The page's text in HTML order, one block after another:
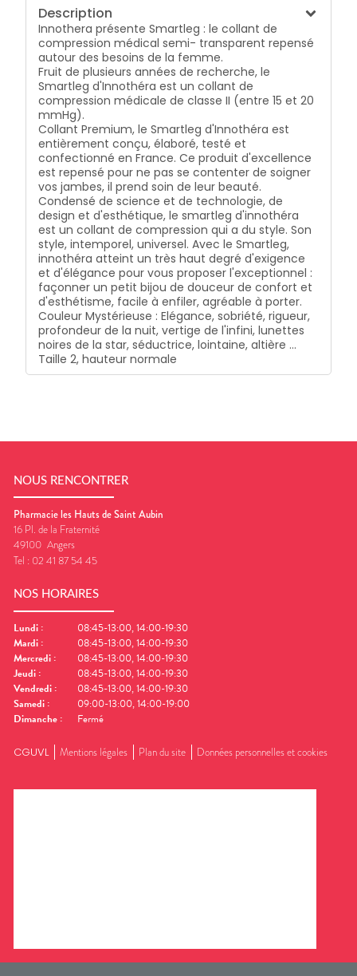
Description
Innothera présente Smartleg : le collant de
compression médical semi- transparent repensé
autour des besoins de la femme.
Fruit de plusieurs années de recherche, le
Smartleg d'Innothéra est un collant de
compression médicale de classe II (entre 15 et 20
mmHg).
Collant Premium, le Smartleg d'Innothéra est
entièrement conçu, élaboré, testé et
confectionné en France. Ce produit d'excellence
est repensé pour ne pas se contenter de soigner
vos jambes, il prend soin de leur beauté.
Condensé de science et de technologie, de
design et d'esthétique, le smartleg d'innothéra
est un collant de compression qui a du style. Son
style, intemporel, universel. Avec le Smartleg,
innothéra atteint un très haut degré d'exigence
et d'élégance pour vous proposer l'exceptionnel :
façonner un petit bijou de douceur de confort et
d'esthétisme, facile à enfiler, agréable à porter.
Couleur Mystérieuse : Elégance, sobriété, rigueur,
profondeur de la nuit, vertige de l'infini, lunettes
noires de la star, séductrice, lointaine, altière ...
Taille 2, hauteur normale
NOUS RENCONTRER
Pharmacie les Hauts de Saint Aubin
16 Pl. de la Fraternité
49100 Angers
Tel : 02 41 87 54 45
NOS HORAIRES
Lundi :
08:45-13:00, 14:00-19:30
Mardi :
08:45-13:00, 14:00-19:30
Mercredi :
08:45-13:00, 14:00-19:30
Jeudi :
08:45-13:00, 14:00-19:30
Vendredi :
08:45-13:00, 14:00-19:30
Samedi :
09:00-13:00, 14:00-19:00
Dimanche : Fermé
CGUVL Mentions légales Plan du site Données personnelles et cookies